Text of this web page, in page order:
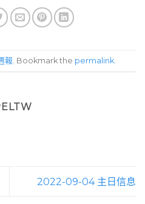
報 . Bookmark the permalink
2022-09-04 主日信息